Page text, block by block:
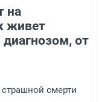
на
живет
от
смерти